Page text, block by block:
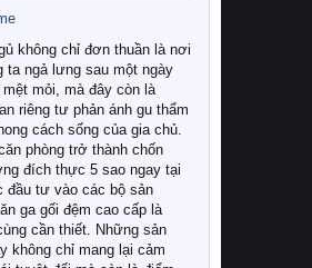
không chỉ đơn thuần là nơi
ta ngả lưng sau một ngày
mệt mỏi, mà đây còn là
riêng tư phản ánh gu thẩm
cách sống của gia chủ.
phòng trở thành chốn
đích thực 5 sao ngay tại
đầu tư vào các bộ sản
ga gối đệm cao cấp là
cần thiết. Những sản
không chỉ mang lại cảm